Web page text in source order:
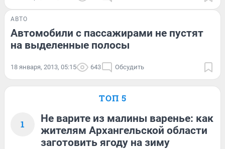
АВТО
Автомобили с пассажирами не пустят
на выделенные полосы
18 января, 2013, 05:15 643 Обсудить
ТОП 5
1
Не варите из малины варенье: как
жителям Архангельской области
заготовить ягоду на зиму